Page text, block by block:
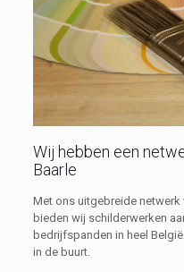
Wij hebben een
Baarle
Met ons uitgebreide
bieden wij schilderwerken
bedrijfspanden in heel
in de buurt.